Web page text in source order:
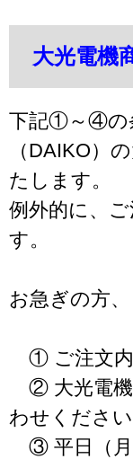
大光電機
下記①～④の
（DAIKO）
たします。
例外的に、
す。
お急ぎの方
① ご注文内
② 大光電機
わせください
③ 平日（月